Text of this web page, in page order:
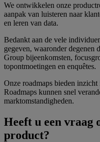
We ontwikkelen onze
aanpak van luisteren naar
en leren van data.
Bedankt aan de vele
gegeven, waaronder degenen
Group bijeenkomsten,
topontmoetingen en enquêtes.
Onze roadmaps bieden
Roadmaps kunnen snel
marktomstandigheden.
Heeft u een vraag
product?